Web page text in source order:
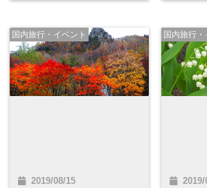
国内旅行・イベント
2019/08/15
国内旅行・
2019/